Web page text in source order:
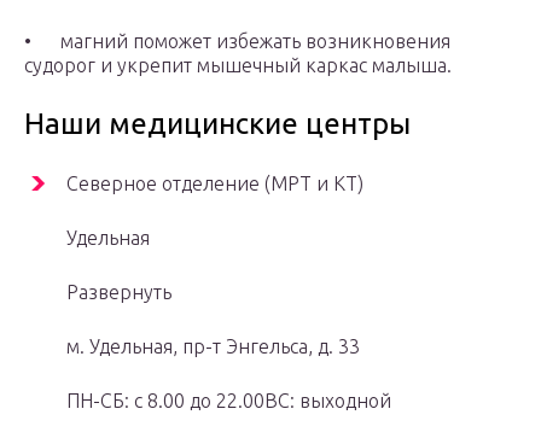
• магний поможет избежать возникновения
судорог и укрепит мышечный каркас малыша.
Наши медицинские центры
Северное отделение (МРТ и КТ)
Удельная
Развернуть
м. Удельная, пр-т Энгельса, д. 33
ПН-СБ: с 8.00 до 22.00ВС: выходной